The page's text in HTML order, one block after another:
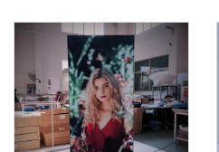
Таңдаулы шешімдер
және тегін үлгілер